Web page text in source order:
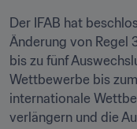
Der IFAB hat
Änderung von Regel
bis zu fünf
Wettbewerbe bis
internationale
verlängern und die